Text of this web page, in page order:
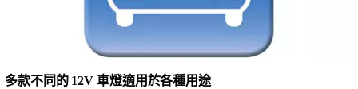
多款不同的 12V 車燈適用於各種用途